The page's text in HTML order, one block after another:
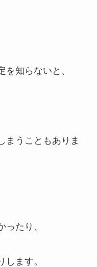
知らないと、
まうこともありま
たり、
ます。